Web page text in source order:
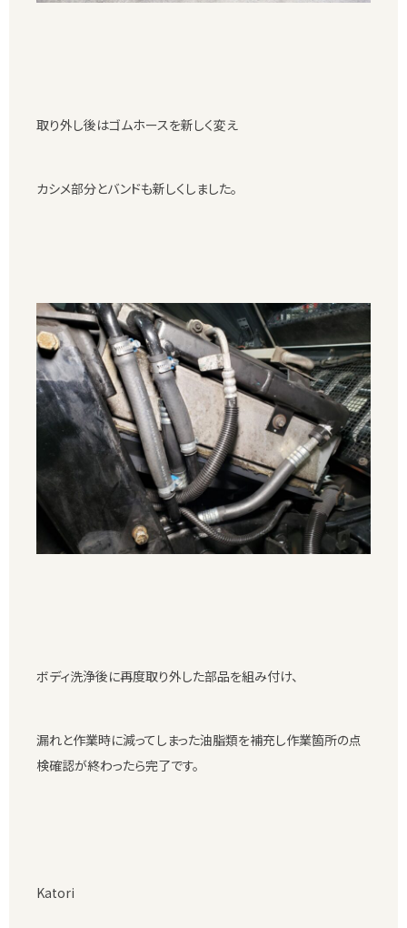
取り外し後はゴムホースを新しく変え
カシメ部分とバンドも新しくしました。
ボディ洗浄後に再度取り外した部品を組み付け、
漏れと作業時に減ってしまった油脂類を補充し作業箇所の点
検確認が終わったら完了です。
Katori